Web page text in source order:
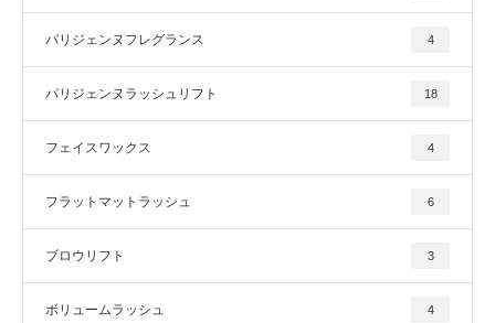
パリジェンヌフレグランス 4
パリジェンヌラッシュリフト 18
フェイスワックス 4
フラットマットラッシュ 6
ブロウリフト 3
ボリュームラッシュ 4